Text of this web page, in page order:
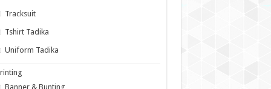
Tracksuit
Tshirt Tadika
Uniform Tadika
Banner & Bunting